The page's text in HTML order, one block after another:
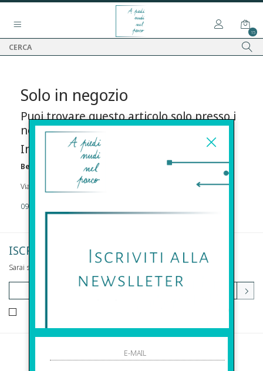
15
Solo in negozio
Puoi trovare questo articolo solo presso i
nostri punti vendita:
Info contatti
Before s.r.l.s.
Via Della Maestranza , 23 96100 Siracusa
09311962373
ISCRIVITI ALLA NEWSLETTER
Sarai sempre aggiornato su offerte e promozioni.
Before S.r.l.s.